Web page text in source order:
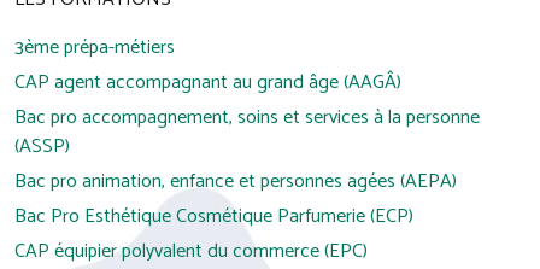
3ème prépa-métiers
CAP agent accompagnant au grand âge (AAGÂ)
Bac pro accompagnement, soins et services à la personne
(ASSP)
Bac pro animation, enfance et personnes agées (AEPA)
Bac Pro Esthétique Cosmétique Parfumerie (ECP)
CAP équipier polyvalent du commerce (EPC)